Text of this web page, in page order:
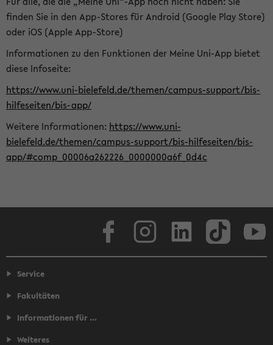
finden Sie in den App-Stores für Android (Google Play Store)
oder iOS (Apple App-Store)
Informationen zu den Funktionen der Meine Uni-App bietet
diese Infoseite:
https://www.uni-bielefeld.de/themen/campus-support/bis-
hilfeseiten/bis-app/
Weitere Informationen: https://www.uni-
bielefeld.de/themen/campus-support/bis-hilfeseiten/bis-
app/#comp_00006a262226_0000000a6f_0d4c
Service
Fakultäten
Informationen für ...
Weiteres